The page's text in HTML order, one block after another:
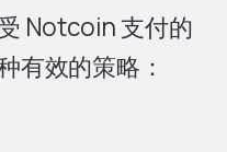
Notcoin 支付的
有效的策略：